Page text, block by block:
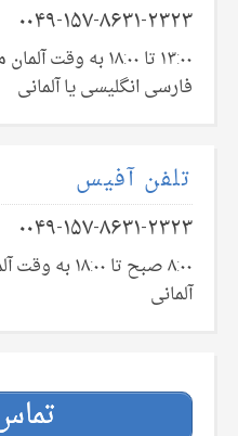
۰۰۴۹-۱۵۷-۸۶۳۱-۲۳۲۳
۱۳:۰۰ تا ۱۸:۰۰ به
فارسی انگلیسی یا آلمانی
تلفن آفیس
۰۰۴۹-۱۵۷-۸۶۳۱-۲۳۲۳
۸:۰۰ صبح تا
آلمانی